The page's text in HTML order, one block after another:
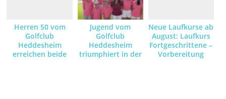
Herren 50 vom
Golfclub
Heddesheim
erreichen beide
Jugend vom
Golfclub
Heddesheim
triumphiert in der
Neue Laufkurse ab
August: Laufkurs
Fortgeschrittene –
Vorbereitung